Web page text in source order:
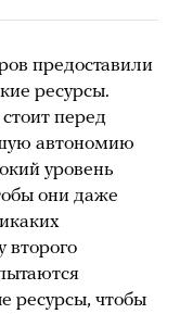
предоставили
ресурсы.
перед
автономию
уровень
они даже
второго
ресурсы, чтобы